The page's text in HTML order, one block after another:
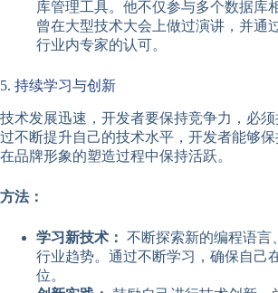
库管理工具。他不仅参与多个数据库
曾在大型技术大会上做过演讲，并通
行业内专家的认可。
5. 持续学习与创新
技术发展迅速，开发者要保持竞争力，必
过不断提升自己的技术水平，开发者能够保
在品牌形象的塑造过程中保持活跃。
方法：
学习新技术： 不断探索新的编程语言
行业趋势。通过不断学习，确保自己
位。